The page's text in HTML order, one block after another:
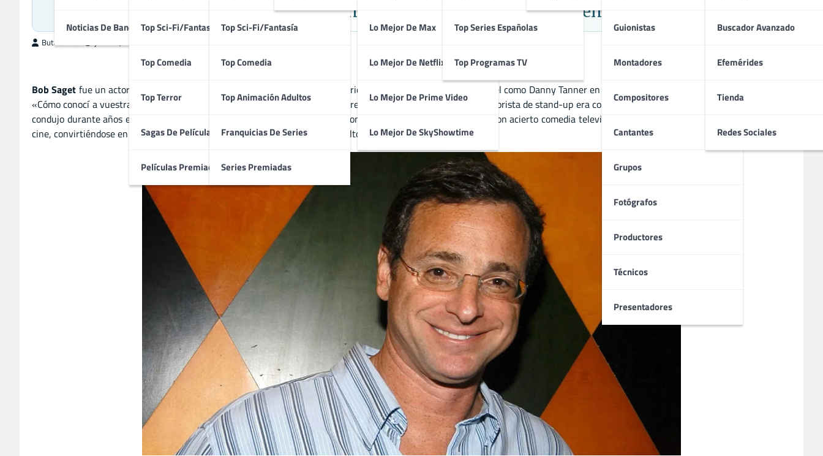
Noticias De Bandas SonorasTop Sci-Fi/Fantasía
Top Comedia
Top Terror
Sagas De Películas
Películas Premiadas
Top Sci-Fi/Fantasía
Top Comedia
Top Animación Adultos
Franquicias De Series
Series Premiadas
Lo Mejor De Max
Lo Mejor De Netflix
Lo Mejor De Prime Video
Lo Mejor De SkyShowtime
Top Series Españolas
Top Programas TV
Guionistas
Montadores
Compositores
Cantantes
Grupos
Fotógrafos
Productores
Técnicos
Presentadores
Buscador Avanzado
Efemérides
Tienda
Redes Sociales
Icono Televisivo entre Humor Familiar e Irreverente
ButacaMax
Bob Saget fue un actor, comediante y presentador estadounidense muy querido por el público gracias a su papel como Danny Tanner en «Padres Forzosos» y su rol como narrador en
«Cómo conocí a vuestra madre». Aunque su imagen pública era la de un padre entrañable, su faceta como humorista de stand-up era conocida por su estilo más irreverente. También
condujo durante años el programa de vídeos caseros «America’s Funniest Home Videos». Su carrera combinó con acierto comedia televisiva, presentaciones en vivo y apariciones en
cine, convirtiéndose en una figura icónica del entretenimiento familiar y adulto.